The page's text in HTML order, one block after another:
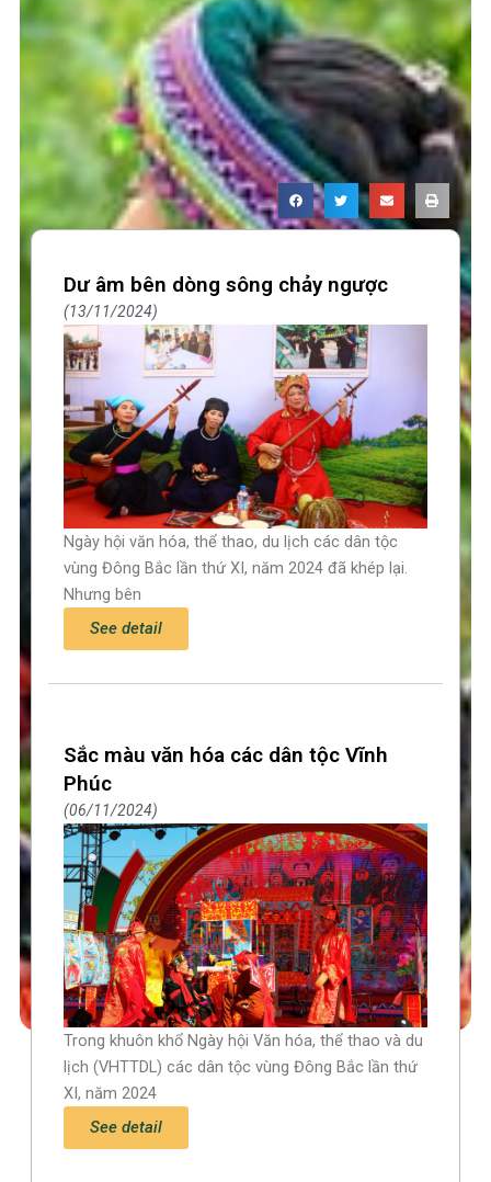
Dư âm bên dòng sông chảy ngược
13/11/2024
Ngày hội văn hóa, thể thao, du lịch các dân tộc
vùng Đông Bắc lần thứ XI, năm 2024 đã khép lại.
Nhưng bên
See detail
Sắc màu văn hóa các dân tộc Vĩnh
Phúc
06/11/2024
Trong khuôn khổ Ngày hội Văn hóa, thể thao và du
lịch (VHTTDL) các dân tộc vùng Đông Bắc lần thứ
XI, năm 2024
See detail